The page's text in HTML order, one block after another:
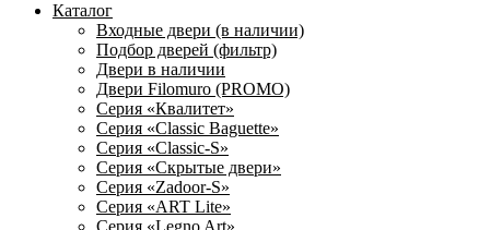
Каталог
Входные двери (в наличии)
Подбор дверей (фильтр)
Двери в наличии
Двери Filomuro (PROMO)
Серия «Квалитет»
Серия «Classic Baguette»
Серия «Classic-S»
Серия «Скрытые двери»
Серия «Zadoor-S»
Серия «ART Lite»
Серия «Legno Art»